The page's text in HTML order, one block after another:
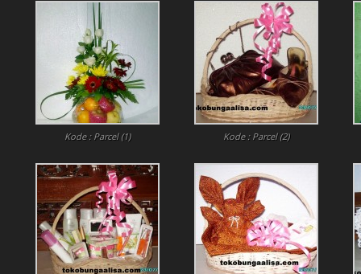
Kode : Parcel (1) Kode : Parcel (2)